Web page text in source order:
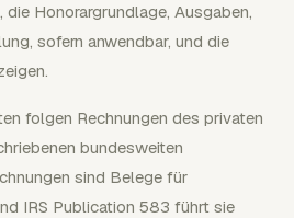
Honorargrundlage, Ausgaben,
sofern anwendbar, und die
folgen Rechnungen des privaten
bundesweiten
sind Belege für
IRS Publication 583 führt sie